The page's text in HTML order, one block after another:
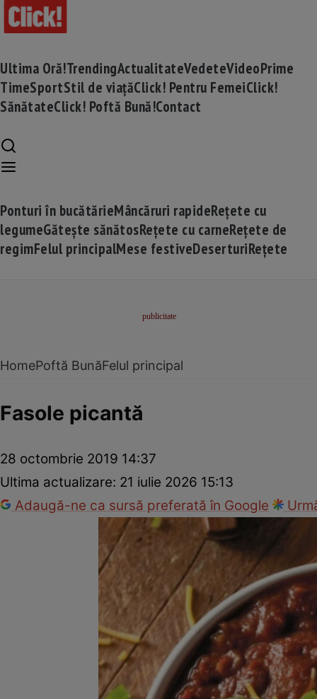
Ultima Oră!TrendingActualitateVedeteVideoPrime
TimeSportStil de viațăClick! Pentru FemeiClick!
SănătateClick! Poftă Bună!Contact
Ponturi în bucătărieMâncăruri rapideRețete cu
legumeGătește sănătosRețete cu carneRețete de
regimFelul principalMese festiveDeserturiRețete
HomePoftă BunăFelul principal
Fasole picantă
28 octombrie 2019 14:37
Ultima actualizare: 21 iulie 2026 15:13
Adaugă-ne ca sursă preferată în Google